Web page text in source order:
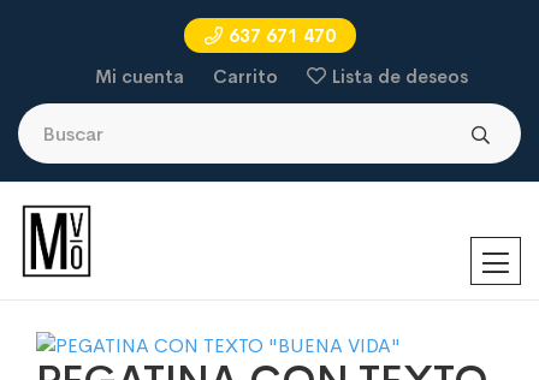
637 671 470
Mi cuenta
Carrito Lista de deseos